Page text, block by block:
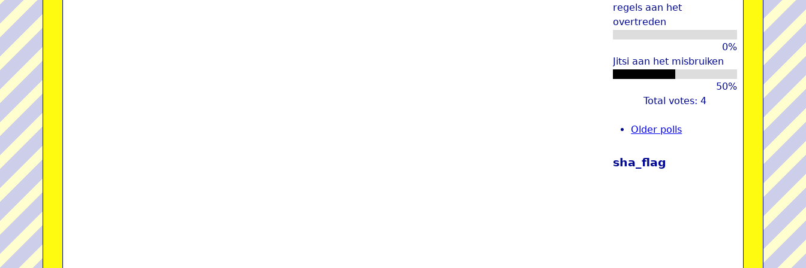
regels aan het
overtreden
0%
Jitsi aan het misbruiken
50%
Total votes: 4
Older polls
sha_flag